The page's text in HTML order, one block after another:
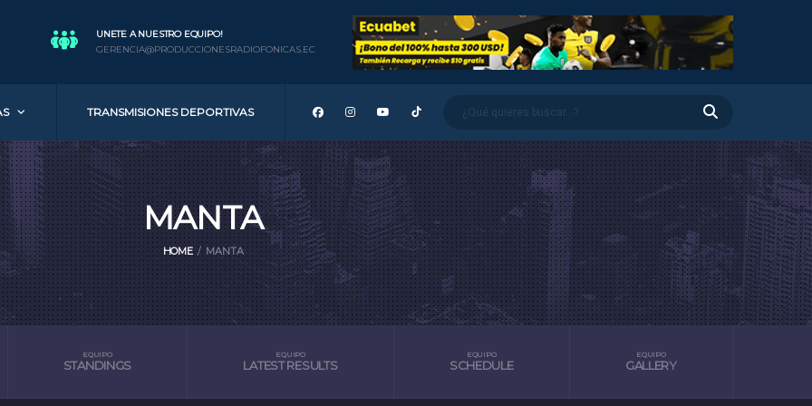
UNETE A NUESTRO EQUIPO!
GERENCIA@PRODUCCIONESRADIOFONICAS.EC
TRANSMISIONES DEPORTIVAS
MANTA
HOME MANTA
EQUIPO
STANDINGS
EQUIPO
LATEST RESULTS
EQUIPO
SCHEDULE
EQUIPO
GALLERY